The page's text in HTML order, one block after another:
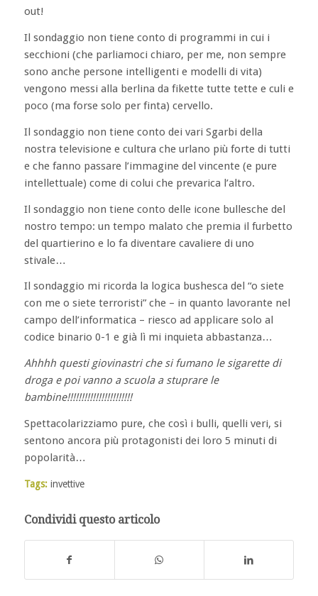
out!
Il sondaggio non tiene conto di programmi in cui i
secchioni (che parliamoci chiaro, per me, non sempre
sono anche persone intelligenti e modelli di vita)
vengono messi alla berlina da fikette tutte tette e culi e
poco (ma forse solo per finta) cervello.
Il sondaggio non tiene conto dei vari Sgarbi della
nostra televisione e cultura che urlano più forte di tutti
e che fanno passare l’immagine del vincente (e pure
intellettuale) come di colui che prevarica l’altro.
Il sondaggio non tiene conto delle icone bullesche del
nostro tempo: un tempo malato che premia il furbetto
del quartierino e lo fa diventare cavaliere di uno
stivale…
Il sondaggio mi ricorda la logica bushesca del “o siete
con me o siete terroristi” che – in quanto lavorante nel
campo dell’informatica – riesco ad applicare solo al
codice binario 0-1 e già lì mi inquieta abbastanza…
Ahhhh questi giovinastri che si fumano le sigarette di
droga e poi vanno a scuola a stuprare le
bambine!!!!!!!!!!!!!!!!!!!!!!!
Spettacolarizziamo pure, che così i bulli, quelli veri, si
sentono ancora più protagonisti dei loro 5 minuti di
popolarità…
Tags: invettive
Condividi questo articolo